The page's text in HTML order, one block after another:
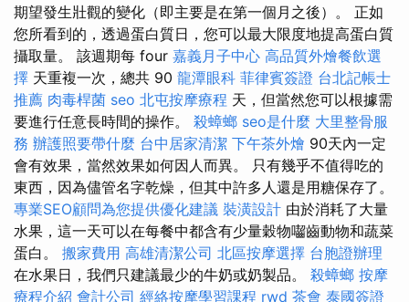
期望發生壯觀的變化（即主要是在第一個月之後）。 正如
您所看到的，透過蛋白質日，您可以最大限度地提高蛋白質
攝取量。 該週期每 four 嘉義月子中心 高品質外燴餐飲選
擇 天重複一次，總共 90 龍潭眼科 菲律賓簽證 台北記帳士
推薦 肉毒桿菌 seo 北屯按摩療程 天，但當然您可以根據需
要進行任意長時間的操作。 殺蟑螂 seo是什麼 大里整骨服
務 辦護照要帶什麼 台中居家清潔 下午茶外燴 90天內一定
會有效果，當然效果如何因人而異。 只有幾乎不值得吃的
東西，因為儘管名字乾燥，但其中許多人還是用糖保存了。
專業SEO顧問為您提供優化建議 裝潢設計 由於消耗了大量
水果，這一天可以在每餐中都含有少量穀物囓齒動物和蔬菜
蛋白。 搬家費用 高雄清潔公司 北區按摩選擇 台胞證辦理
在水果日，我們只建議最少的牛奶或奶製品。 殺蟑螂 按摩
療程介紹 會計公司 經絡按摩學習課程 rwd 茶會 泰國簽證